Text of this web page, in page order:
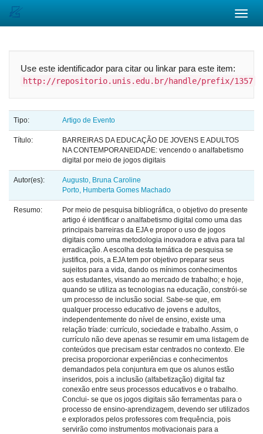
Use este identificador para citar ou linkar para este item:
http://repositorio.unis.edu.br/handle/prefix/1357
Tipo: Artigo de Evento
Título:
BARREIRAS DA EDUCAÇÃO DE JOVENS E ADULTOS
NA CONTEMPORANEIDADE: vencendo o analfabetismo
digital por meio de jogos digitais
Autor(es):
Augusto, Bruna Caroline
Porto, Humberta Gomes Machado
Resumo:
Por meio de pesquisa bibliográfica, o objetivo do presente
artigo é identificar o analfabetismo digital como uma das
principais barreiras da EJA e propor o uso de jogos
digitais como uma metodologia inovadora e ativa para tal
erradicação. A escolha desta temática de pesquisa se
justifica, pois, a EJA tem por objetivo preparar seus
sujeitos para a vida, dando os mínimos conhecimentos
aos estudantes, visando ao mercado de trabalho; e hoje,
quando se utiliza as tecnologias na educação, constrói-se
um processo de inclusão social. Sabe-se que, em
qualquer processo educativo de jovens e adultos,
independentemente do nível de ensino, existe uma
relação tríade: currículo, sociedade e trabalho. Assim, o
currículo não deve apenas se resumir em uma listagem de
conteúdos que precisam estar centrados no contexto. Ele
precisa proporcionar experiências e conhecimentos
demandados pela conjuntura em que os alunos estão
inseridos, pois a inclusão (alfabetização) digital faz
conexão entre seus processos educativos e o trabalho.
Conclui- se que os jogos digitais são ferramentas para o
processo de ensino-aprendizagem, devendo ser utilizados
e explorados pelos professores com frequência, pois
servirão como instrumentos motivacionais para a